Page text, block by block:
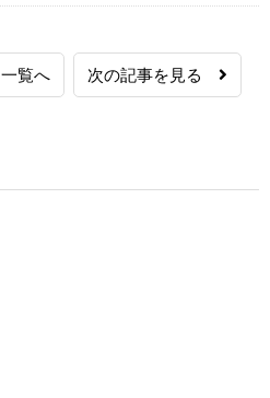
一覧へ 次の記事を見る